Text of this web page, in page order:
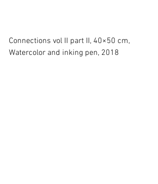
Connections vol II part II, 40×50 cm,
Watercolor and inking pen, 2018